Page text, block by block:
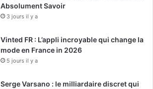
Absolument Savoir
3 jours il y a
Vinted FR : L’appli incroyable qui change la
mode en France in 2026
5 jours il y a
Serge Varsano : le milliardaire discret qui